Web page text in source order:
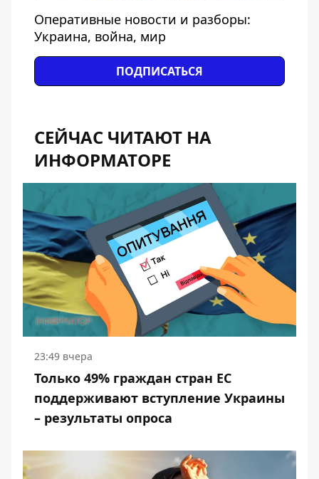
Оперативные новости и разборы:
Украина, война, мир
ПОДПИСАТЬСЯ
СЕЙЧАС ЧИТАЮТ НА
ИНФОРМАТОРЕ
23:49 вчера
Только 49% граждан стран ЕС
поддерживают вступление Украины
– результаты опроса